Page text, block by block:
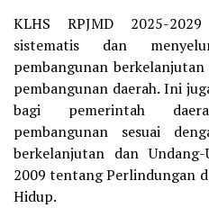
KLHS RPJMD 2025-
sistematis dan
pembangunan
pembangunan daerah. Ini
bagi pemerintah
pembangunan sesuai
berkelanjutan dan
2009 tentang Perlindungan
Hidup.